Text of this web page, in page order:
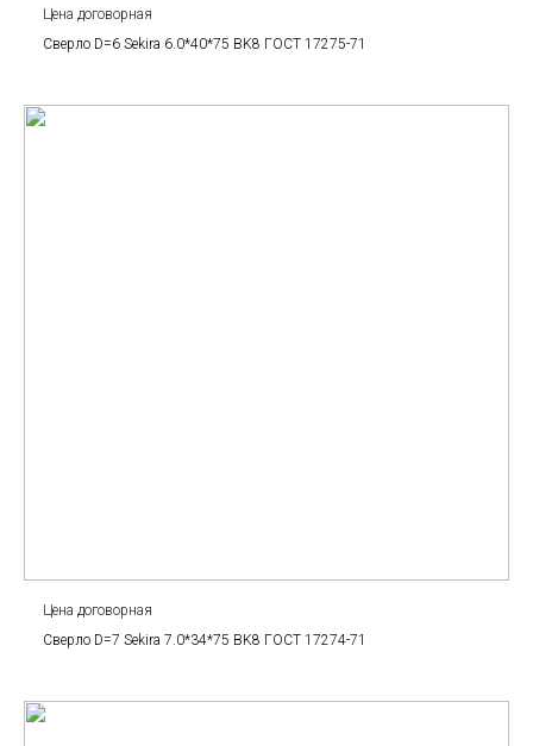
Цена договорная
Сверло D=6 Sekira 6.0*40*75 BK8 ГОСТ 17275-71
Цена договорная
Сверло D=7 Sekira 7.0*34*75 BK8 ГОСТ 17274-71